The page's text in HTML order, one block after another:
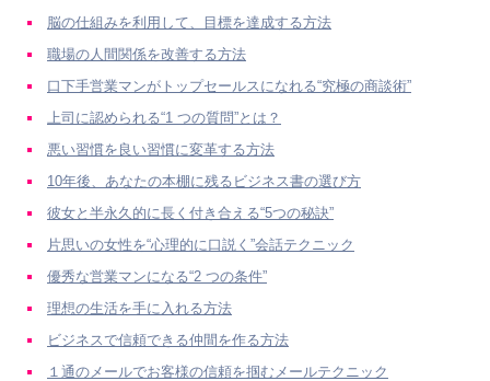
脳の仕組みを利用して、目標を達成する方法
職場の人間関係を改善する方法
口下手営業マンがトップセールスになれる“究極の商談術”
上司に認められる“1 つの質問”とは？
悪い習慣を良い習慣に変革する方法
10年後、あなたの本棚に残るビジネス書の選び方
彼女と半永久的に長く付き合える“5つの秘訣”
片思いの女性を“心理的に口説く”会話テクニック
優秀な営業マンになる“2 つの条件”
理想の生活を手に入れる方法
ビジネスで信頼できる仲間を作る方法
１通のメールでお客様の信頼を掴むメールテクニック